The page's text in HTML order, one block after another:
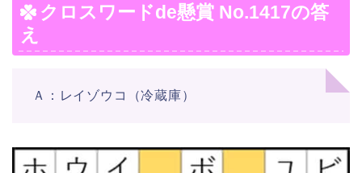
クロスワードde懸賞 No.1417の答
え
Ａ：レイゾウコ（冷蔵庫）